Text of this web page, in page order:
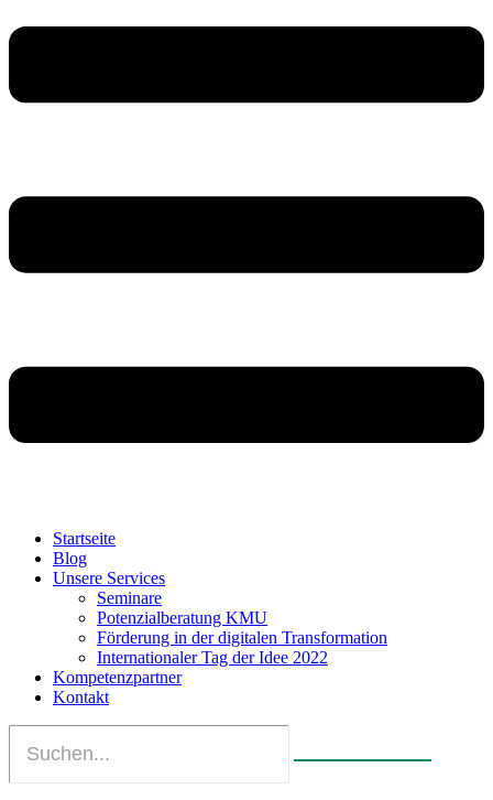
Startseite
Blog
Unsere Services
Seminare
Potenzialberatung KMU
Förderung in der digitalen Transformation
Internationaler Tag der Idee 2022
Kompetenzpartner
Kontakt